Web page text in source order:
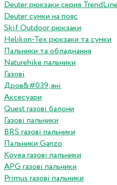
Deuter рюкзаки серия
Deuter сумки на пояс
Skif Outdoor рюкзаки
Helikon-Tex рюкзаки та сумки
Пальники та обладнання
Naturehike пальники
Газові
Дров&#039;яні
Аксесуари
Quest газові балони
Газові пальники
BRS газові пальники
Пальники Ganzo
Kovea газові пальники
APG газові пальники
Primus газові пальники